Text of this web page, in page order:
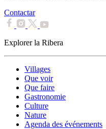
Contactar
Explorer la Ribera
Villages
Que voir
Que faire
Gastronomie
Culture
Nature
Agenda des événements